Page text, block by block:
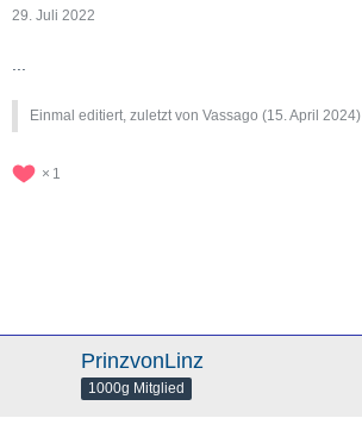
29. Juli 2022
Einmal editiert, zuletzt von Vassago (15. April 2024)
1
PrinzvonLinz
1000g Mitglied